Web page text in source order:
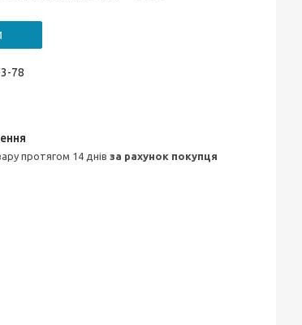
78
протягом 14 днів за рахунок покупця